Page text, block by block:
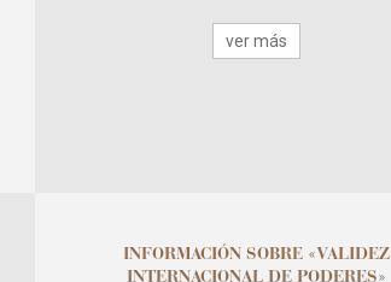
ver más
INFORMACIÓN SOBRE «VALIDEZ
INTERNACIONAL DE PODERES»